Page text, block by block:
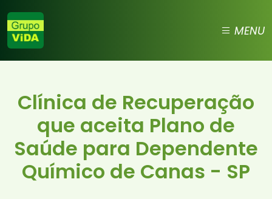
MENU
Clínica de Recuperação
que aceita Plano de
Saúde para Dependente
Químico de Canas - SP